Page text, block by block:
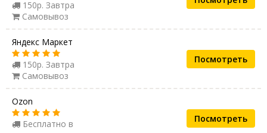
150р. Завтра
Самовывоз
Яндекс Маркет
150р. Завтра
Самовывоз
Посмотреть
Ozon
Бесплатно в
Посмотреть